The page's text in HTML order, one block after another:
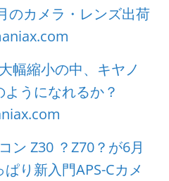
のカメラ・レンズ出荷
幅縮小の中、キヤノ
うになれるか？
ン Z30 ？Z70？が6月
り新入門APS-Cカメ